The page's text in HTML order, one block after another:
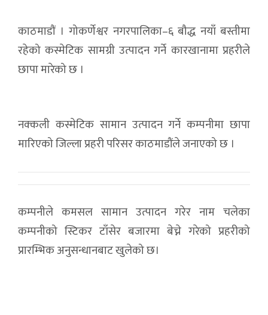
काठमाडौं । गोकर्णेश्वर नगरपालिका–६ बौद्ध नयाँ बस्तीमा
रहेको कस्मेटिक सामग्री उत्पादन गर्ने कारखानामा प्रहरीले
छापा मारेको छ ।
नक्कली कस्मेटिक सामान उत्पादन गर्ने कम्पनीमा छापा
मारिएको जिल्ला प्रहरी परिसर काठमाडौंले जनाएको छ ।
कम्पनीले कमसल सामान उत्पादन गरेर नाम चलेका
कम्पनीको स्टिकर टाँसेर बजारमा बेच्ने गरेको प्रहरीको
प्रारम्भिक अनुसन्धानबाट खुलेको छ।